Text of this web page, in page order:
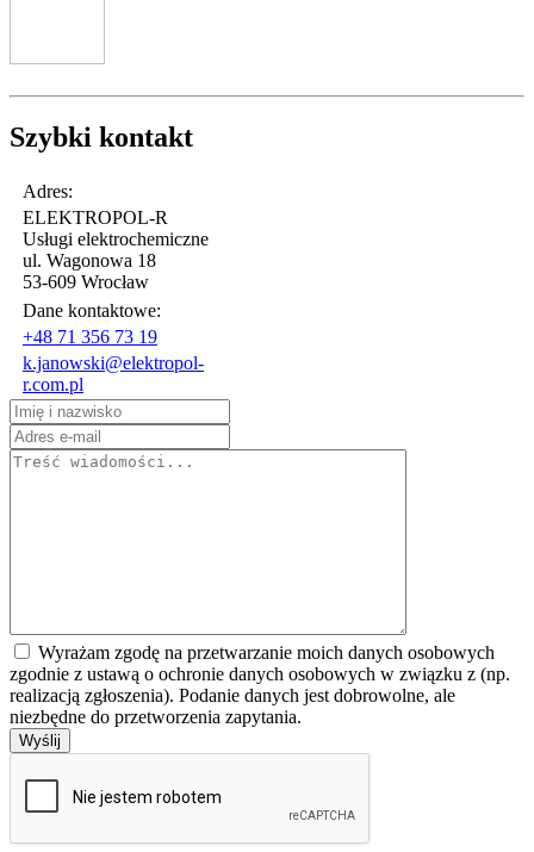
Szybki kontakt
Adres:
ELEKTROPOL-R
Usługi elektrochemiczne
ul. Wagonowa 18
53-609 Wrocław
Dane kontaktowe:
+48 71 356 73 19
k.janowski@elektropol-
r.com.pl
Wyrażam zgodę na przetwarzanie moich danych osobowych
zgodnie z ustawą o ochronie danych osobowych w związku z (np.
realizacją zgłoszenia). Podanie danych jest dobrowolne, ale
niezbędne do przetworzenia zapytania.
Wyślij